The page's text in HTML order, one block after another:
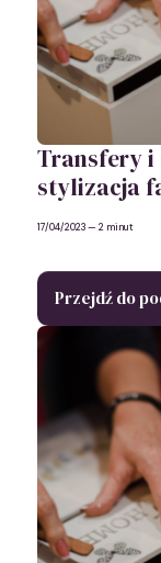
Transfery i
stylizacja
17/04/2023— 2 minut
Przejdź do